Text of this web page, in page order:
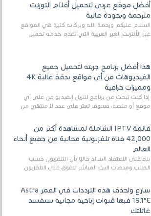
أفضل موقع عربي لتحميل أفلام التورنت
مترجمة وبجودة عالية
السلام عليكم ورحمة الله وبركاته كثيرة هي المواقع
عبر الأنترنت الغير العربية التي تقدم خدمة تحميل
هذا أفضل برنامج جربته لتحميل جميع
الفيديوهات من أي مواقع بدقة عالية 4K
ومميزات خرافية
إذا كنت تبحث عن برنامج لتنزيل الفيديو من على أي
موقع أو منصة، فسوف تعثر على عدد لا منتهي من
قائمة IPTV الشاملة لمشاهدة أكثر من
42,000 قناة تلفزيونية مجانية من جميع أنحاء
العالم
بناءً على الاعتقاد السائد حاليًا بأن التلفزيون حسب
الطلب ومنصات البث المباشر تتفوق على التلفزيون
سارع واحذف هذه الترددات في القمر Astra
19.1°E فبها قنوات إباحية مجانية ستفسد
عائلتك